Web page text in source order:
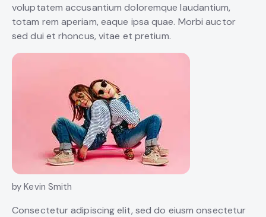
voluptatem accusantium doloremque laudantium,
totam rem aperiam, eaque ipsa quae. Morbi auctor
sed dui et rhoncus, vitae et pretium.
by Kevin Smith
Consectetur adipiscing elit, sed do eiusm onsectetur